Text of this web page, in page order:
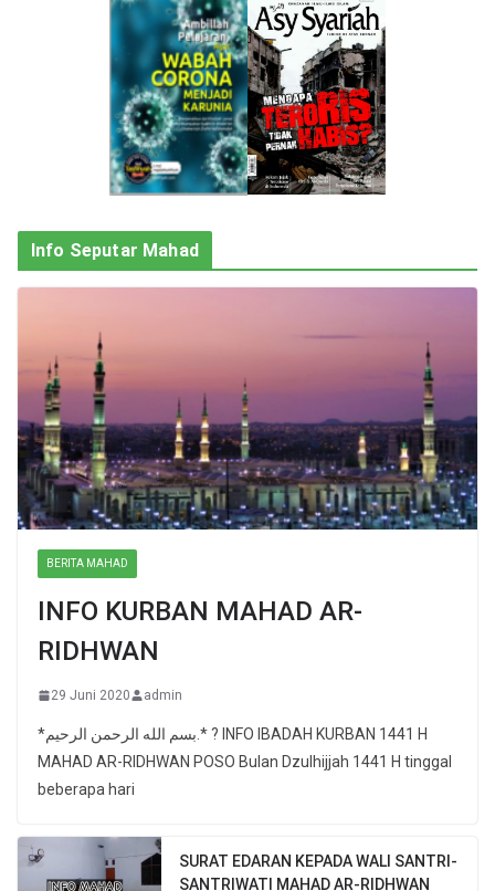
Info Seputar Mahad
BERITA MAHAD
INFO KURBAN MAHAD AR-
RIDHWAN
29 Juni 2020 admin
*بسم الله الرحمن الرحيم.* ? INFO IBADAH KURBAN 1441 H
MAHAD AR-RIDHWAN POSO Bulan Dzulhijjah 1441 H tinggal
beberapa hari
SURAT EDARAN KEPADA WALI SANTRI-
SANTRIWATI MAHAD AR-RIDHWAN